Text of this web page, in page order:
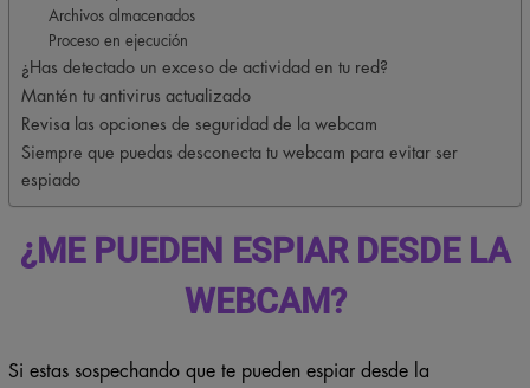
Archivos almacenados
Proceso en ejecución
¿Has detectado un exceso de actividad en tu red?
Mantén tu antivirus actualizado
Revisa las opciones de seguridad de la webcam
Siempre que puedas desconecta tu webcam para evitar ser
espiado
¿ME PUEDEN ESPIAR DESDE LA
WEBCAM?
Si estas sospechando que te pueden espiar desde la